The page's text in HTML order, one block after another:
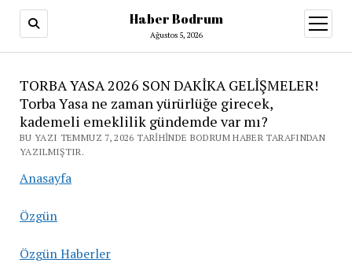
Haber Bodrum
Ağustos 5, 2026
aç
TORBA YASA 2026 SON DAKİKA GELİŞMELER!
Torba Yasa ne zaman yürürlüğe girecek,
kademeli emeklilik gündemde var mı?
BU YAZI TEMMUZ 7, 2026 TARIHINDE BODRUM HABER TARAFINDAN
YAZILMIŞTIR.
Anasayfa
Özgün
Özgün Haberler